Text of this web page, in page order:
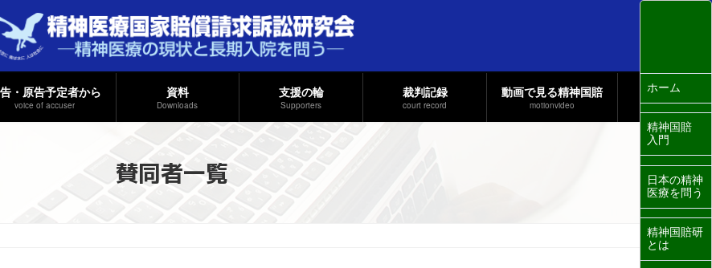
・原告予定者から
voice of accuser
資料
Downloads
支援の輪
Supporters
裁判記録
court record
動画で見る精神国賠
motionvideo
賛同者一覧
ホーム
精神国賠
入門
日本の精神
医療を問う
精神国賠研
とは